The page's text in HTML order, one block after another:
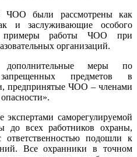
ЧОО были рассмотрены как
и заслуживающие особого
примеры работы ЧОО при
организаций.
меры по
предметов в
предпринятые ЧОО – членами
экспертами саморегулируемой
до всех работников охраны,
подошли к
Все охранники в точном